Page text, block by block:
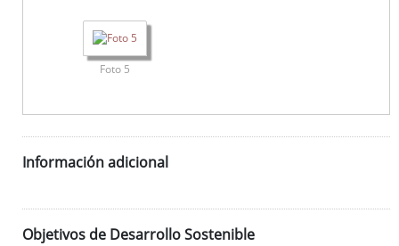
Foto 5
Información adicional
Objetivos de Desarrollo Sostenible